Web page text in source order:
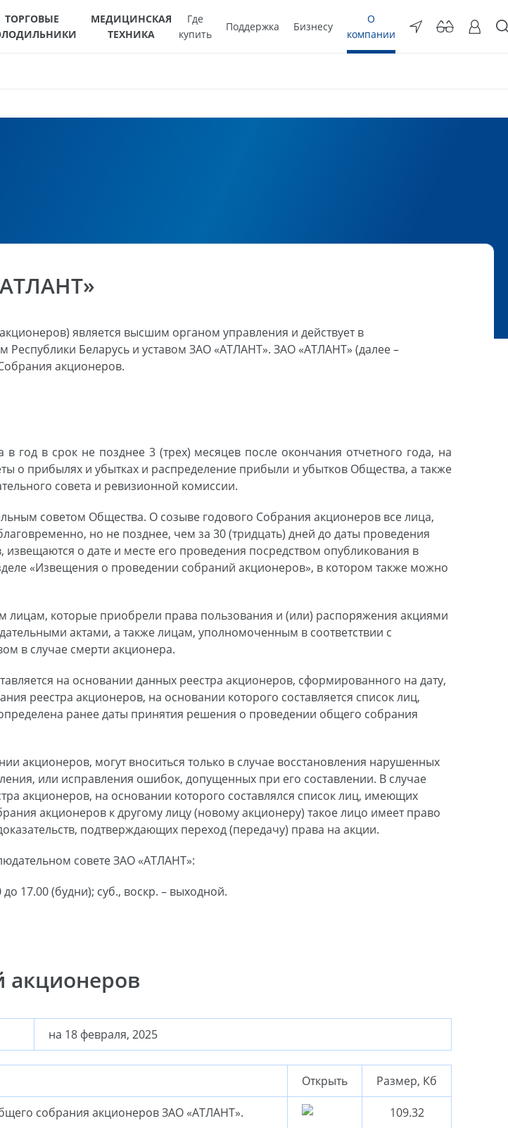
ТОРГОВЫЕ
МЕДИЦИНСКАЯ
ТЕХНИКА
Где
купить
Поддержка Бизнесу
О
компании
является высшим органом управления и действует в
Республики Беларусь и уставом ЗАО «АТЛАНТ». ЗАО «АТЛАНТ» (далее –
акционеров.
год в срок не позднее 3 (трех) месяцев после окончания отчетного года, на
о прибылях и убытках и распределение прибыли и убытков Общества, а также
совета и ревизионной комиссии.
советом Общества. О созыве годового Собрания акционеров все лица,
но не позднее, чем за 30 (тридцать) дней до даты проведения
о дате и месте его проведения посредством опубликования в
«Извещения о проведении собраний акционеров», в котором также можно
которые приобрели права пользования и (или) распоряжения акциями
актами, а также лицам, уполномоченным в соответствии с
в случае смерти акционера.
на основании данных реестра акционеров, сформированного на дату,
реестра акционеров, на основании которого составляется список лиц,
ранее даты принятия решения о проведении общего собрания
акционеров, могут вноситься только в случае восстановления нарушенных
или исправления ошибок, допущенных при его составлении. В случае
акционеров, на основании которого составлялся список лиц, имеющих
акционеров к другому лицу (новому акционеру) такое лицо имеет право
подтверждающих переход (передачу) права на акции.
совете ЗАО «АТЛАНТ»:
17.00 (будни); суб., воскр. – выходной.
акционеров
на 18 февраля, 2025
Открыть Размер, Кб
собрания акционеров ЗАО «АТЛАНТ». 109.32